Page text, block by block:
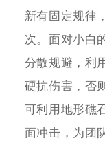
新有固定规律
次。面对小白
分散规避，利
硬抗伤害，否
可利用地形礁
面冲击，为团